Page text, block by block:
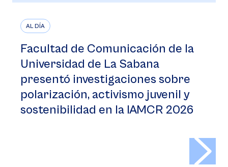
AL DÍA
Facultad de Comunicación de la
Universidad de La Sabana
presentó investigaciones sobre
polarización, activismo juvenil y
sostenibilidad en la IAMCR 2026